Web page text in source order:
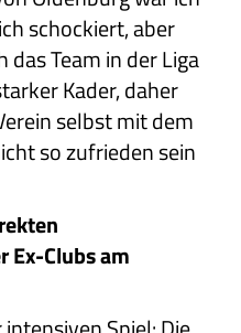
schockiert, aber
Team in der Liga
Kader, daher
selbst mit dem
so zufrieden sein
Clubs am